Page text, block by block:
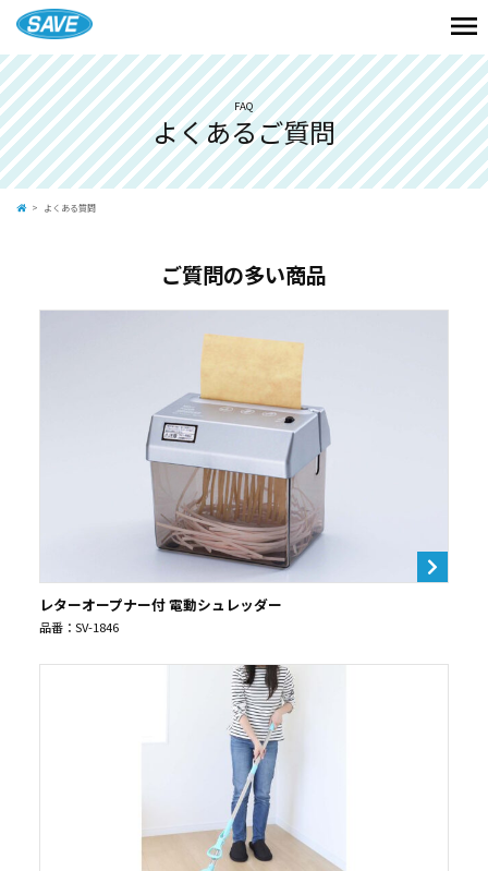
FAQ
よくあるご質問
よくある質問
ご質問の多い商品
レターオープナー付 電動シュレッダー
品番：SV-1846